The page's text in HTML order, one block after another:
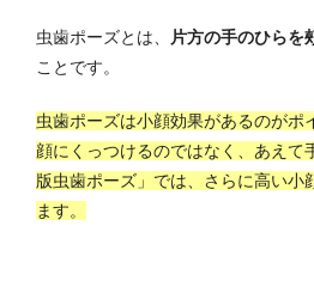
虫歯ポーズとは、 片方の手のひらを
ことです。
虫歯ポーズは小顔効果があるのがポ
顔にくっつけるのではなく、あえて
版虫歯ポーズ」では、さらに高い小
ます。